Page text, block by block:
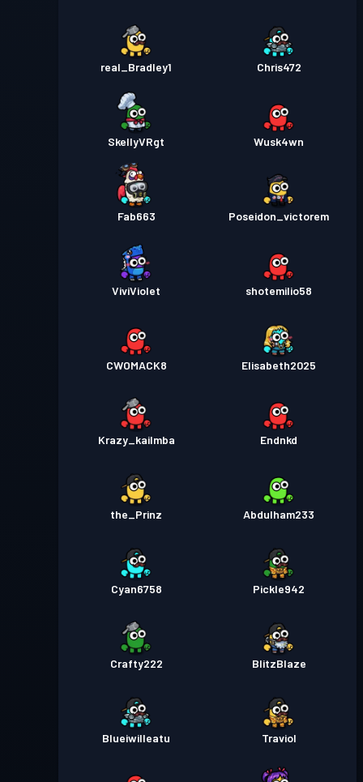
real_Bradley1 Chris472
SkellyVRgt Wusk4wn
Fab663 Poseidon_victorem
ViviViolet shotemilio58
CWOMACK8 Elisabeth2025
Krazy_kailmba Endnkd
the_Prinz Abdulham233
Cyan6758 Pickle942
Crafty222 BlitzBlaze
Blueiwilleatu Traviol